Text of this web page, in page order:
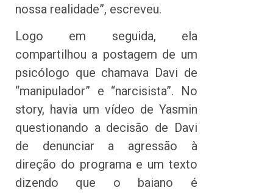
nossa realidade”, escreveu.
Logo em seguida, ela
compartilhou a postagem de um
psicólogo que chamava Davi de
“manipulador” e “narcisista”. No
story, havia um vídeo de Yasmin
questionando a decisão de Davi
de denunciar a agressão à
direção do programa e um texto
dizendo que o baiano é